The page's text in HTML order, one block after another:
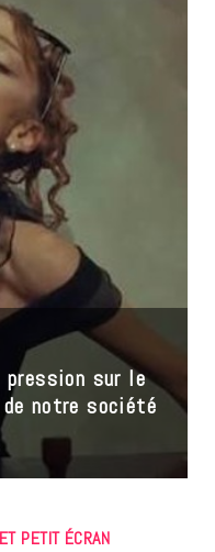
pression sur le
notre société
PETIT ÉCRAN